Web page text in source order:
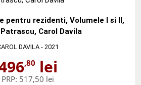
pentru rezidenti, Volumele I si II,
Carol Davila
DAVILA - 2021
,80 lei
PRP: 517,50 lei